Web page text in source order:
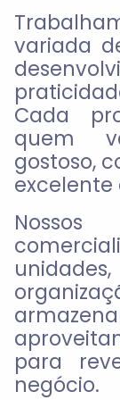
variada
Cada
quem
gostoso,
unidades
para
negócio.